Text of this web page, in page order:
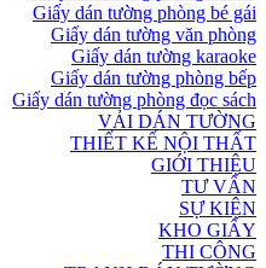
Giấy dán tường phòng bé gái
Giấy dán tường văn phòng
Giấy dán tường karaoke
Giấy dán tường phòng bếp
Giấy dán tường phòng đọc sách
VẢI DÁN TƯỜNG
THIẾT KẾ NỘI THẤT
GIỚI THIỆU
TƯ VẤN
SỰ KIỆN
KHO GIẤY
THI CÔNG